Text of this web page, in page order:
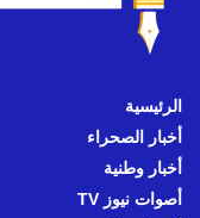
الرئيسية
أخبار الصحراء
أخبار وطنية
أصوات نيوز TV